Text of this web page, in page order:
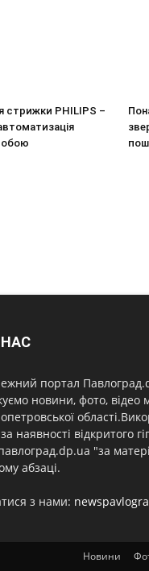
стрижки PHILIPS –
портал
новини, фото, відео
наявності відкритого
"за
абзаці.
з нами:
Новини